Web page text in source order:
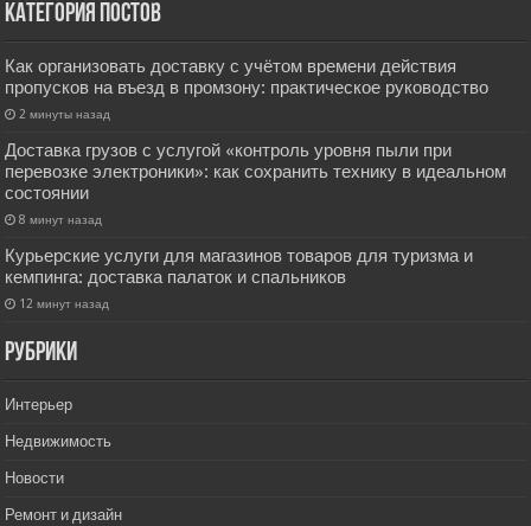
Категория постов
Как организовать доставку с учётом времени действия
пропусков на въезд в промзону: практическое руководство
2 минуты назад
Доставка грузов с услугой «контроль уровня пыли при
перевозке электроники»: как сохранить технику в идеальном
состоянии
8 минут назад
Курьерские услуги для магазинов товаров для туризма и
кемпинга: доставка палаток и спальников
12 минут назад
РУбрики
Интерьер
Недвижимость
Новости
Ремонт и дизайн